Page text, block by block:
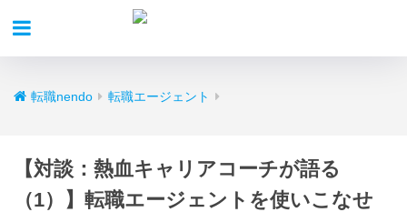
転職nendo 転職エージェント
【対談：熱血キャリアコーチが語る
（1）】転職エージェントを使いこなせ